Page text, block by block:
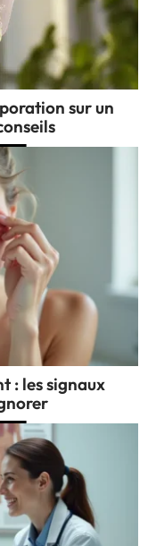
sur un
: les signaux